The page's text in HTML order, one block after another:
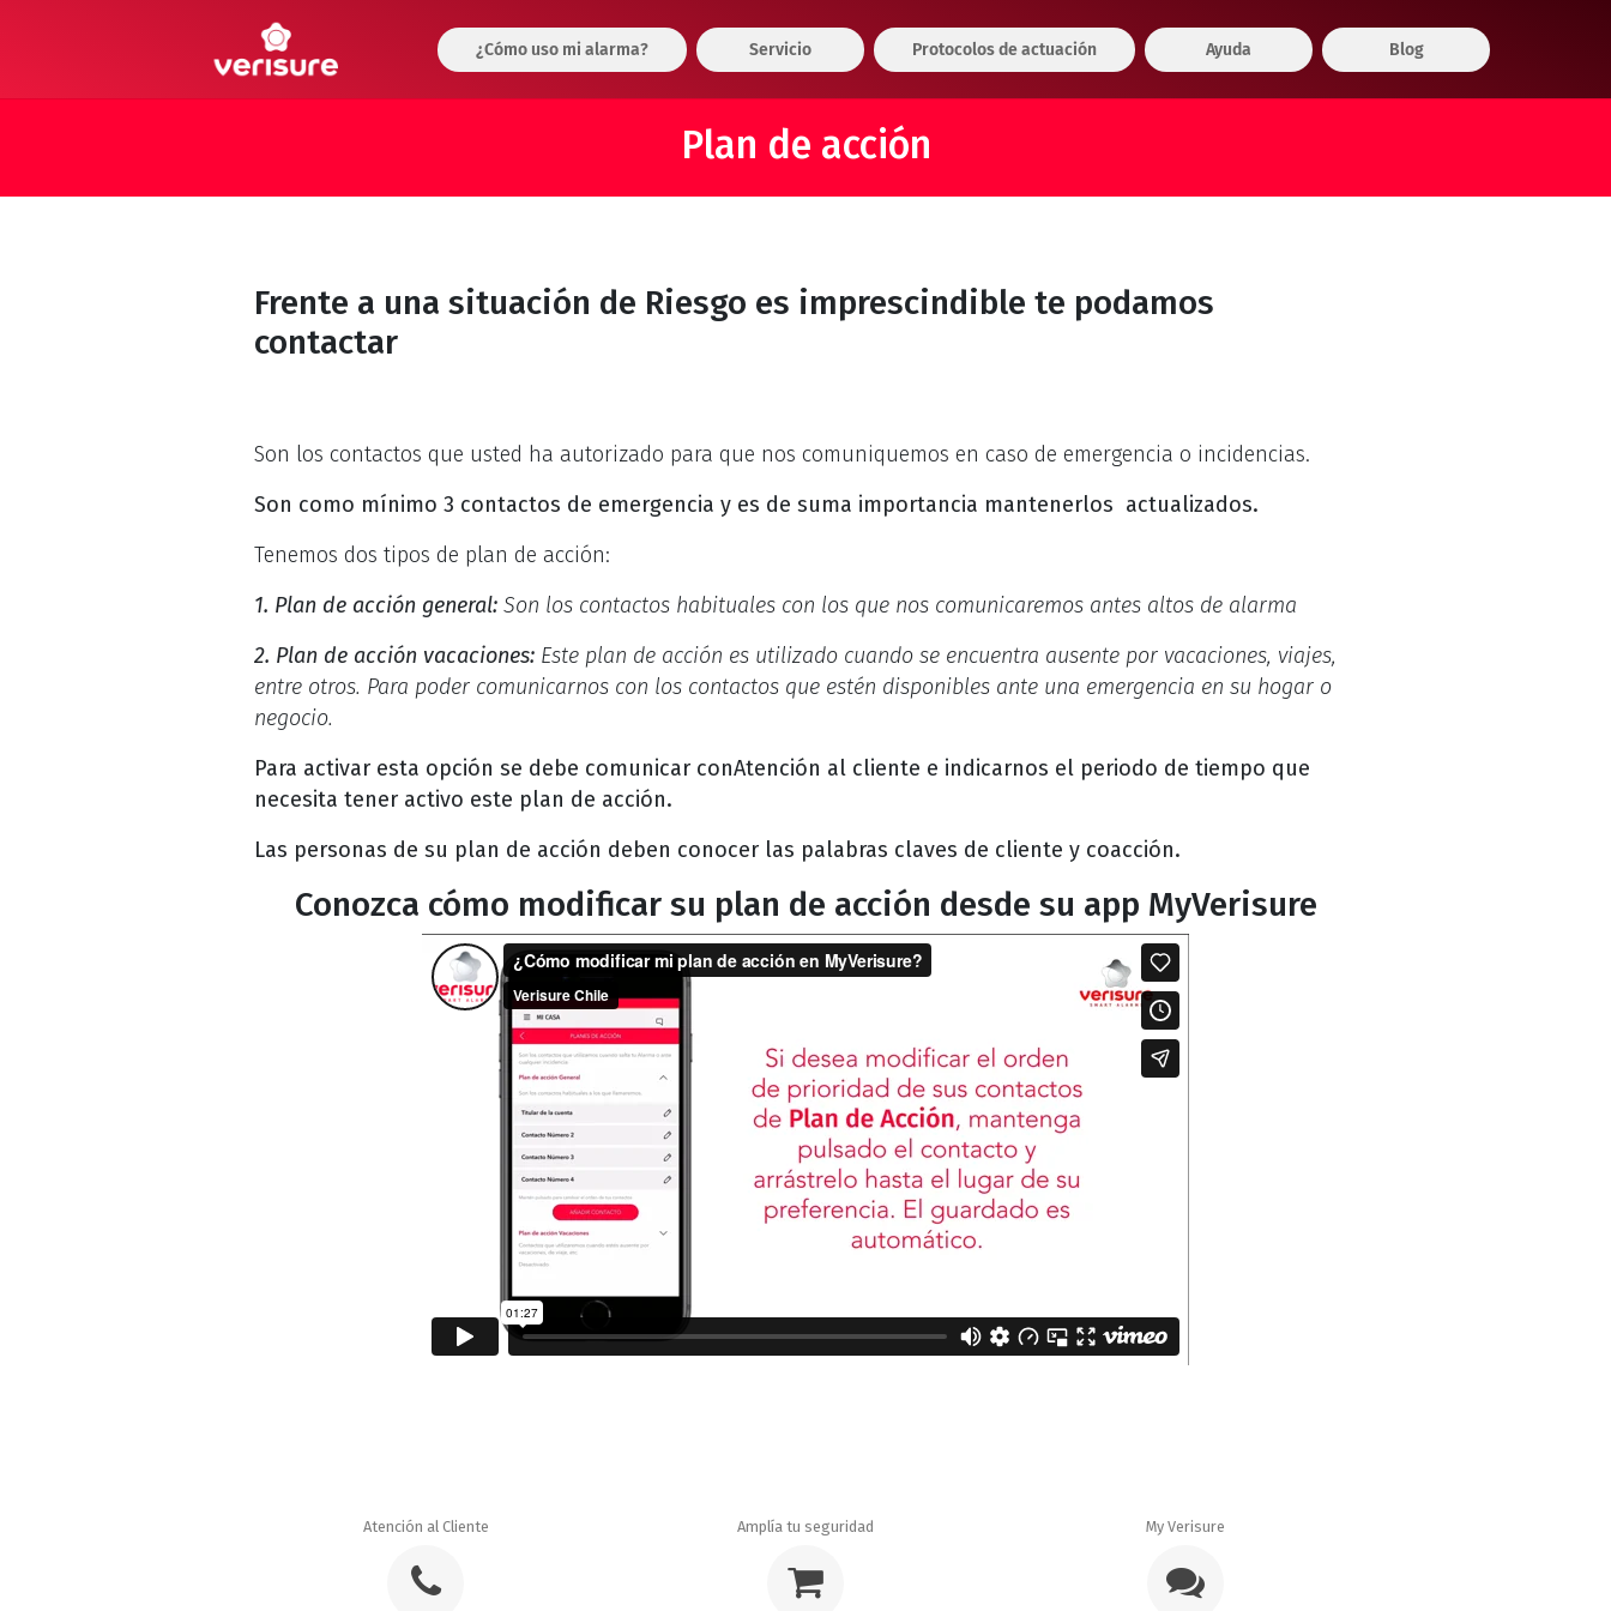
¿Cómo uso mi alarma? Servicio Protocolos de actuación Ayuda Blog
Plan de acción
Frente a una situación de Riesgo es imprescindible te podamos
contactar
Son los contactos que usted ha autorizado para que nos comuniquemos en caso de emergencia o incidencias.
Son como mínimo 3 contactos de emergencia y es de suma importancia mantenerlos actualizados.
Tenemos dos tipos de plan de acción:
1. Plan de acción general: Son los contactos habituales con los que nos comunicaremos antes altos de alarma
2. Plan de acción vacaciones: Este plan de acción es utilizado cuando se encuentra ausente por vacaciones, viajes,
entre otros. Para poder comunicarnos con los contactos que estén disponibles ante una emergencia en su hogar o
negocio.
Para activar esta opción se debe comunicar conAtención al cliente e indicarnos el periodo de tiempo que
necesita tener activo este plan de acción.
Las personas de su plan de acción deben conocer las palabras claves de cliente y coacción.
Conozca cómo modificar su plan de acción desde su app MyVerisure
Atención al Cliente Amplía tu seguridad My Verisure